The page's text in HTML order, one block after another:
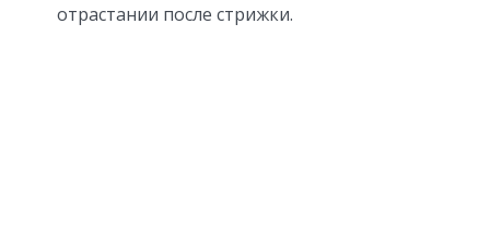
отрастании после стрижки.